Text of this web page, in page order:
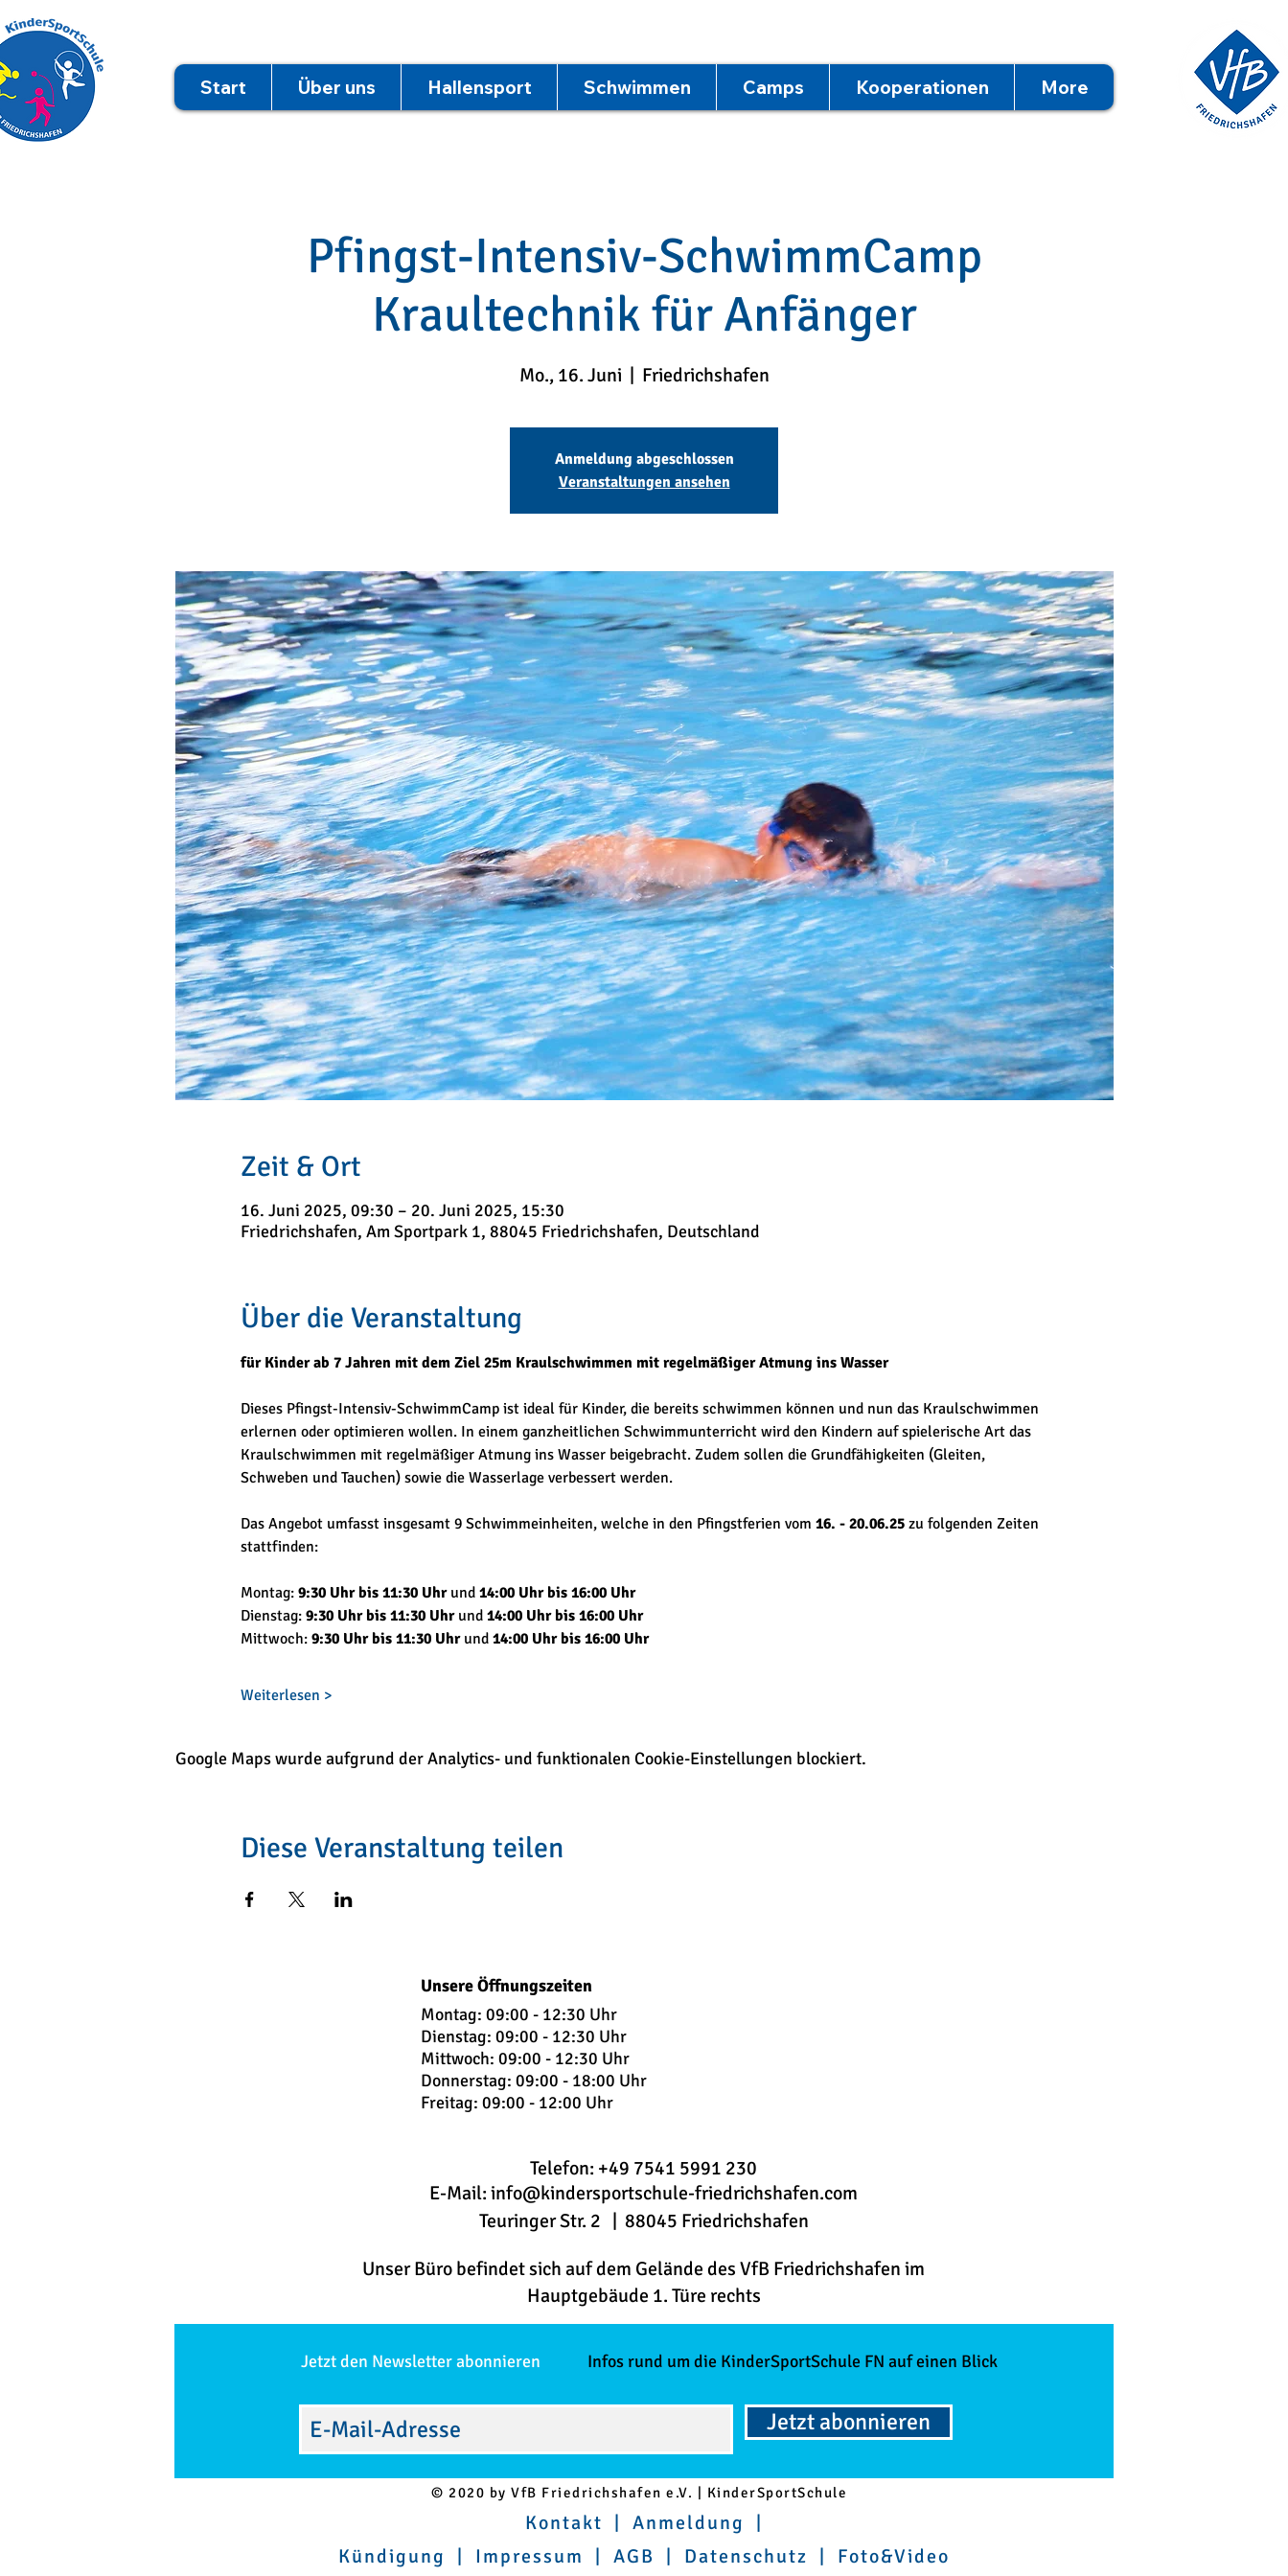
Start Über uns Hallensport Schwimmen Camps Kooperationen More
Pfingst-Intensiv-SchwimmCamp
Kraultechnik für Anfänger
Mo., 16. Juni Friedrichshafen
Anmeldung abgeschlossen
Veranstaltungen ansehen
Zeit & Ort
16. Juni 2025, 09:30 – 20. Juni 2025, 15:30
Friedrichshafen, Am Sportpark 1, 88045 Friedrichshafen, Deutschland
Über die Veranstaltung
für Kinder ab 7 Jahren mit dem Ziel 25m Kraulschwimmen mit regelmäßiger Atmung ins Wasser
Dieses Pfingst-Intensiv-SchwimmCamp ist ideal für Kinder, die bereits schwimmen können und nun das Kraulschwimmen
erlernen oder optimieren wollen. In einem ganzheitlichen Schwimmunterricht wird den Kindern auf spielerische Art das
Kraulschwimmen mit regelmäßiger Atmung ins Wasser beigebracht. Zudem sollen die Grundfähigkeiten (Gleiten,
Schweben und Tauchen) sowie die Wasserlage verbessert werden.
Das Angebot umfasst insgesamt 9 Schwimmeinheiten, welche in den Pfingstferien vom 16. - 20.06.25 zu folgenden Zeiten
stattfinden:
Montag: 9:30 Uhr bis 11:30 Uhr und 14:00 Uhr bis 16:00 Uhr
Dienstag: 9:30 Uhr bis 11:30 Uhr und 14:00 Uhr bis 16:00 Uhr
Mittwoch: 9:30 Uhr bis 11:30 Uhr und 14:00 Uhr bis 16:00 Uhr
Weiterlesen >
Google Maps wurde aufgrund der Analytics- und funktionalen Cookie-Einstellungen blockiert.
Diese Veranstaltung teilen
Unsere Öffnungszeiten
Montag: 09:00 - 12:30 Uhr
Dienstag: 09:00 - 12:30 Uhr
Mittwoch: 09:00 - 12:30 Uhr
Donnerstag: 09:00 - 18:00 Uhr
Freitag: 09:00 - 12:00 Uhr
Telefon: +49 7541 5991 230
E-Mail: info@kindersportschule-friedrichshafen.com
Teuringer Str. 2 | 88045 Friedrichshafen
Unser Büro befindet sich auf dem Gelände des VfB Friedrichshafen im
Hauptgebäude 1. Türe rechts
Jetzt den Newsletter abonnieren Infos rund um die KinderSportSchule FN auf einen Blick
Jetzt abonnieren
© 2020 by VfB Friedrichshafen e.V. | KinderSportSchule
Kontakt Anmeldung
Kündigung
Impressum AGB Datenschutz Foto&Video